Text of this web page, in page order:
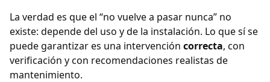
La verdad es que el “no vuelve a pasar nunca” no
existe: depende del uso y de la instalación. Lo que sí se
puede garantizar es una intervención correcta, con
verificación y con recomendaciones realistas de
mantenimiento.